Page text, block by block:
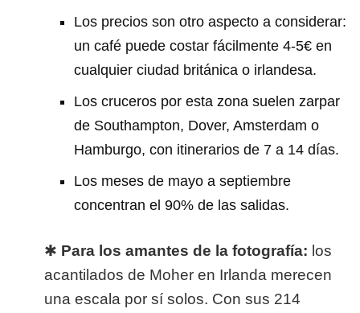
Los precios son otro aspecto a considerar:
un café puede costar fácilmente 4-5€ en
cualquier ciudad británica o irlandesa.
Los cruceros por esta zona suelen zarpar
de Southampton, Dover, Amsterdam o
Hamburgo, con itinerarios de 7 a 14 días.
Los meses de mayo a septiembre
concentran el 90% de las salidas.
✱ Para los amantes de la fotografía: los
acantilados de Moher en Irlanda merecen
una escala por sí solos. Con sus 214